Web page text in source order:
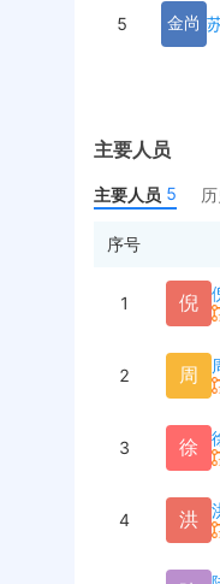
5 金尚
主要人员
主要人员 5
序号
1 倪
2 周
3 徐
4 洪